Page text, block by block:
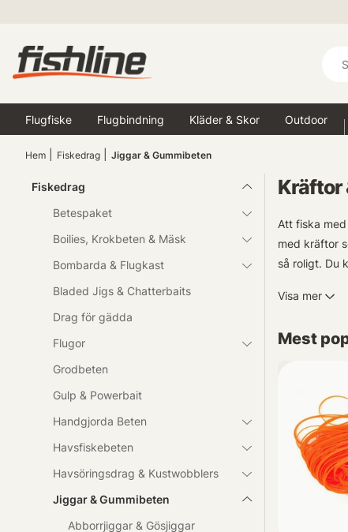
Flugfiske Flugbindning Kläder & Skor Outdoor
Hem Fiskedrag Jiggar & Gummibeten
Fiskedrag
Betespaket
Boilies, Krokbeten & Mäsk
Bombarda & Flugkast
Bladed Jigs & Chatterbaits
Drag för gädda
Flugor
Grodbeten
Gulp & Powerbait
Handgjorda Beten
Havsfiskebeten
Havsöringsdrag & Kustwobblers
Jiggar & Gummibeten
Abborrjiggar & Gösjiggar
Kräftor
Att fiska
med kräftor
så roligt. Du
gillar just
Utforska
Oavsett om
säkerligen
och ta din
Visa mer
Mest